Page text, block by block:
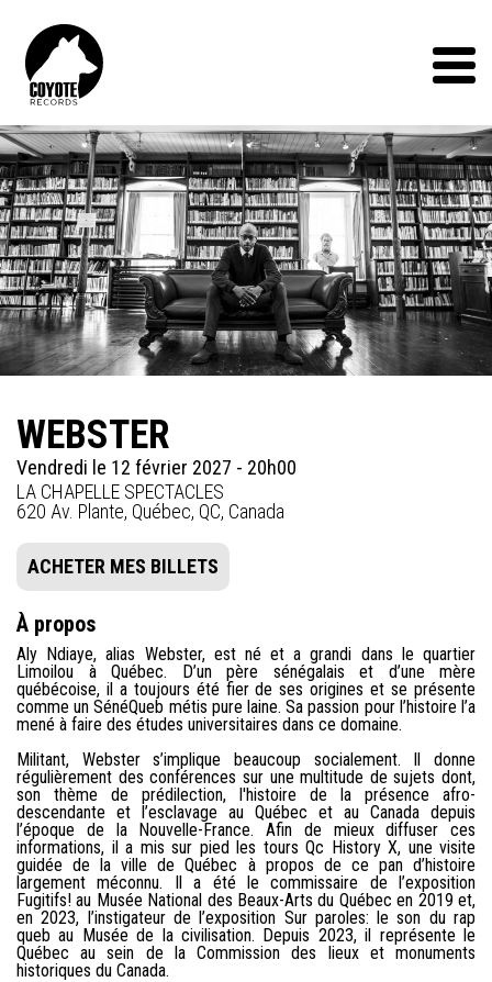
Records
Menu
WEBSTER
Vendredi le 12 février 2027 - 20h00
LA CHAPELLE SPECTACLES
620 Av. Plante, Québec, QC, Canada
ACHETER MES BILLETS
À propos
Aly Ndiaye, alias Webster, est né et a grandi dans le quartier
Limoilou à Québec. D’un père sénégalais et d’une mère
québécoise, il a toujours été fier de ses origines et se présente
comme un SénéQueb métis pure laine. Sa passion pour l’histoire l’a
mené à faire des études universitaires dans ce domaine.
Militant, Webster s’implique beaucoup socialement. Il donne
régulièrement des conférences sur une multitude de sujets dont,
son thème de prédilection, l'histoire de la présence afro-
descendante et l’esclavage au Québec et au Canada depuis
l’époque de la Nouvelle-France. Afin de mieux diffuser ces
informations, il a mis sur pied les tours Qc History X, une visite
guidée de la ville de Québec à propos de ce pan d’histoire
largement méconnu. Il a été le commissaire de l’exposition
Fugitifs! au Musée National des Beaux-Arts du Québec en 2019 et,
en 2023, l’instigateur de l’exposition Sur paroles: le son du rap
queb au Musée de la civilisation. Depuis 2023, il représente le
Québec au sein de la Commission des lieux et monuments
historiques du Canada.